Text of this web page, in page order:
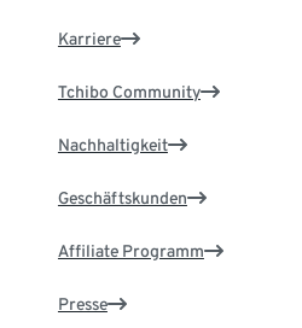
Karriere
Tchibo Community
Nachhaltigkeit
Geschäftskunden
Affiliate Programm
Presse